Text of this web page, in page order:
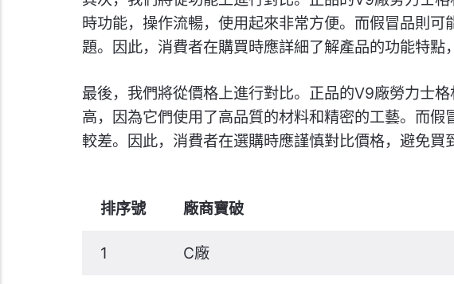
時功能，操作流暢，使用起來非常方便。而假冒品則可
題。因此，消費者在購買時應詳細了解產品的功能特點
最後，我們將從價格上進行對比。正品的V9廠勞力士
高，因為它們使用了高品質的材料和精密的工藝。而
較差。因此，消費者在選購時應謹慎對比價格，避免買
排序號 廠商寶破
1 C廠